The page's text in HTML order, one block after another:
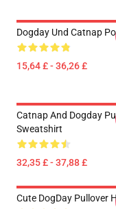
Dogday Und Catnap
15,64 £ - 36,26 £
Catnap And Dogday
Sweatshirt
32,35 £ - 37,88 £
Cute DogDay Pullover